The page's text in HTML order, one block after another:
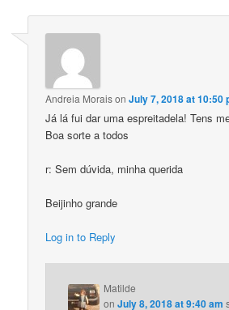
Andreia MoraisonJuly 7, 2018 at 10:50
Já lá fui dar uma espreitadela! Tens
Boa sorte a todos
r: Sem dúvida, minha querida
Beijinho grande
Log in to Reply
Matilde
onJuly 8, 2018 at 9:40 am